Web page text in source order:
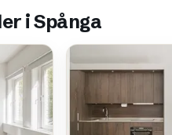
i Spånga